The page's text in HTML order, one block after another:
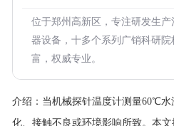
位于郑州高新区，专注研发生
器设备，十多个系列广销科研
富，权威专业。
介绍： 当机械探针温度计测量60℃
化、接触不良或环境影响所致。本